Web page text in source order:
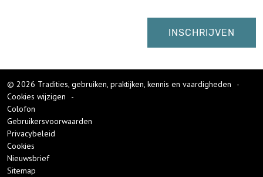
© 2026 Tradities, gebruiken, praktijken, kennis en vaardigheden
-
Cookies wijzigen
-
Colofon
Gebruikersvoorwaarden
Privacybeleid
Cookies
Nieuwsbrief
Sitemap